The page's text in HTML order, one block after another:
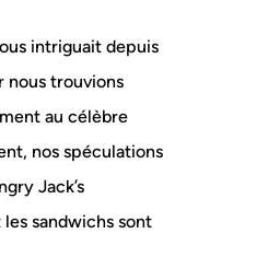
intriguait depuis
nous trouvions
au célèbre
nos spéculations
Jack’s
sandwichs sont